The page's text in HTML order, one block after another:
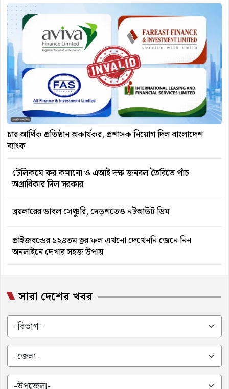
চার আর্থিক প্রতিষ্ঠান অকার্যকর, প্রশাসক নিয়োগ দিল বাংলাদেশ
ব্যাংক
টেলিকমে কর কমানো ও এআই দক্ষ জনবল তৈরিতে পাঁচ
অগ্রাধিকার দিল সরকার
ব্রয়লারের ডাবল সেঞ্চুরি, দেড়শতেও নটআউট ডিম
প্রাইজবন্ডের ১২৪তম ড্রর ফল এখনো দেখেননি জেনে নিন
অনলাইনে দেখার সহজ উপায়
সারা দেশের খবর